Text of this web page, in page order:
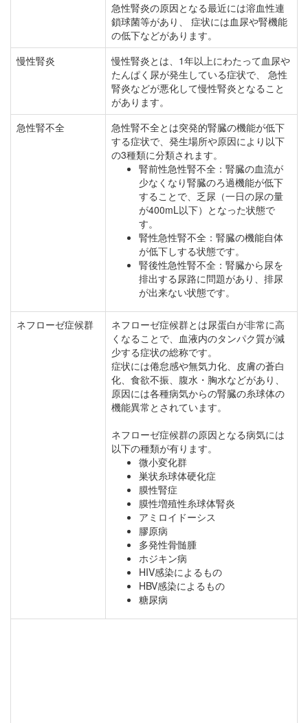
急性腎炎の原因となる最近には溶血性連
鎖球菌等があり、 症状には血尿や腎機能
の低下などがあります。
慢性腎炎
慢性腎炎とは、1年以上にわたって血尿や
たんぱく尿が発生している症状で、 急性
腎炎などが悪化して慢性腎炎となること
があります。
急性腎不全
急性腎不全とは突発的腎臓の機能が低下
する症状で、発生場所や原因により以下
の3種類に分類されます。
腎前性急性腎不全：腎臓の血流が
少なくなり腎臓のろ過機能が低下
することで、乏尿（一日の尿の量
が400mL以下）となった状態で
す。
腎性急性腎不全：腎臓の機能自体
が低下しする状態です。
腎後性急性腎不全：腎臓から尿を
排出する尿路に問題があり、排尿
が出来ない状態です。
ネフローゼ症候群
ネフローゼ症候群とは尿蛋白が非常に高
くなることで、血液内のタンパク質が減
少する症状の総称です。
症状には倦怠感や無気力化、皮膚の蒼白
化、食欲不振、腹水・胸水などがあり、
原因には各種病気からの腎臓の糸球体の
機能異常とされています。
ネフローゼ症候群の原因となる病気には
以下の種類が有ります。
微小変化群
巣状糸球体硬化症
膜性腎症
膜性増殖性糸球体腎炎
アミロイドーシス
膠原病
多発性骨髄腫
ホジキン病
HIV感染によるもの
HBV感染によるもの
糖尿病